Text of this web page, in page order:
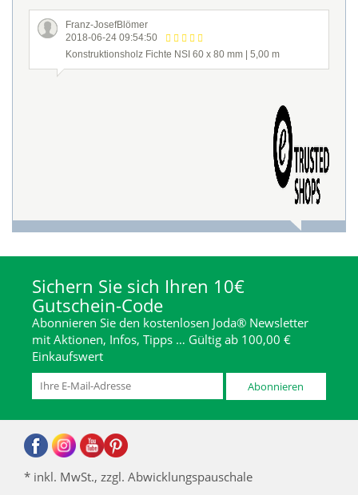
Franz-JosefBlömer
2018-06-24 09:54:50
Konstruktionsholz Fichte NSI 60 x 80 mm | 5,00 m
Sichern Sie sich Ihren 10€
Gutschein-Code
Abonnieren Sie den kostenlosen Joda® Newsletter
mit Aktionen, Infos, Tipps … Gültig ab 100,00 €
Einkaufswert
Abonnieren
* inkl. MwSt., zzgl. Abwicklungspauschale